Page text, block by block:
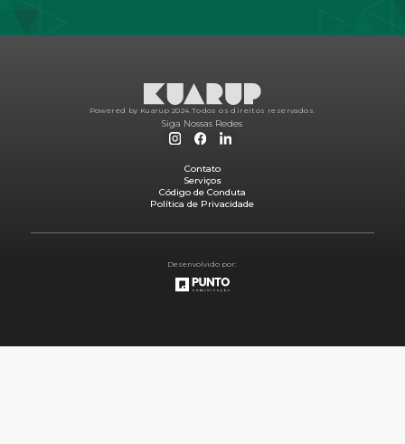
Powered by Kuarup 2024. Todos os direitos reservados.
Siga Nossas Redes
Contato
Serviços
Código de Conduta
Política de Privacidade
Desenvolvido por: